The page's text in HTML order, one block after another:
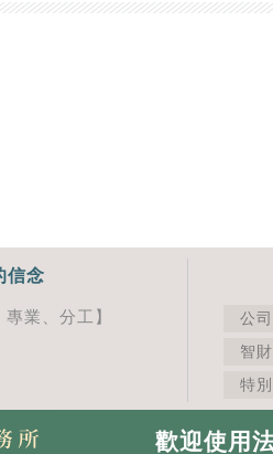
歡迎使用
信念
專業、分工】 公
智
特